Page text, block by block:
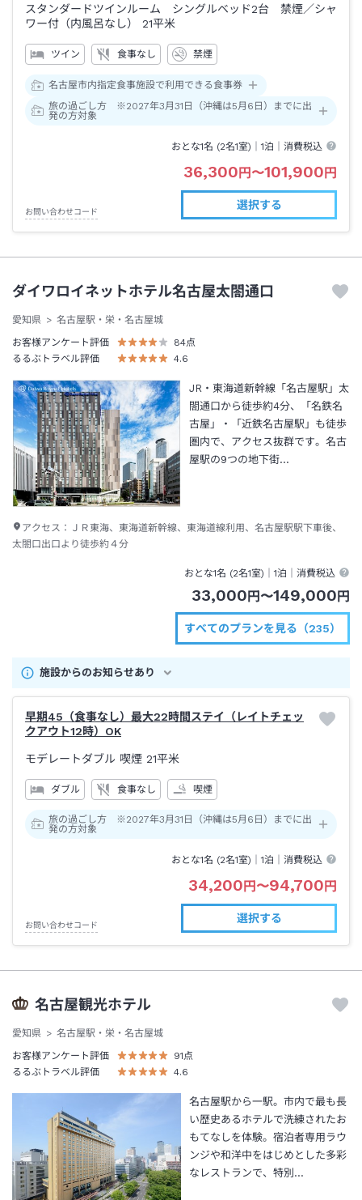
スタンダードツインルーム シングルベッド2台 禁煙／シャ
ワー付（内風呂なし） 21平米
ツイン 食事なし 禁煙
名古屋市内指定食事施設で利用できる食事券
旅の過ごし方 ※2027年3月31日（沖縄は5月6日）までに出
発の方対象
おとな1名 (2名1室)｜1泊 ｜消費税込
36,300円〜101,900円
お問い合わせコード
選択する
ダイワロイネットホテル名古屋太閤通口
愛知県
名古屋駅・栄・名古屋城
お客様アンケート評価
84点
るるぶトラベル評価
4.6
JR・東海道新幹線「名古屋駅」太
閤通口から徒歩約4分、「名鉄名
古屋」・「近鉄名古屋駅」も徒歩
圏内で、アクセス抜群です。名古
屋駅の9つの地下街…
アクセス： ＪＲ東海、東海道新幹線、東海道線利用、名古屋駅駅下車後、
太閤口出口より徒歩約４分
おとな1名 (2名1室)｜1泊 ｜消費税込
33,000円〜149,000円
すべてのプランを見る（235）
施設からのお知らせあり
早期45（食事なし）最大22時間ステイ（レイトチェッ
クアウト12時）OK
モデレートダブル 喫煙 21平米
ダブル 食事なし 喫煙
旅の過ごし方 ※2027年3月31日（沖縄は5月6日）までに出
発の方対象
おとな1名 (2名1室)｜1泊 ｜消費税込
34,200円〜94,700円
お問い合わせコード
選択する
名古屋観光ホテル
愛知県
名古屋駅・栄・名古屋城
お客様アンケート評価
91点
るるぶトラベル評価
4.6
名古屋駅から一駅。市内で最も長
い歴史あるホテルで洗練されたお
もてなしを体験。宿泊者専用ラウ
ンジや和洋中をはじめとした多彩
なレストランで、特別…